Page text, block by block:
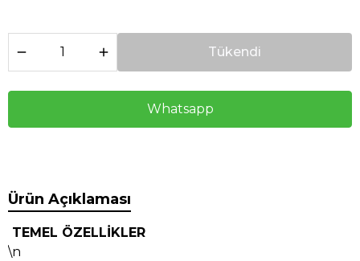
Tükendi
Whatsapp
Ürün Açıklaması
TEMEL ÖZELLİKLER
\n